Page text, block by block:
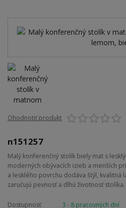
Ohodnotiť produkt
n151257
Malý konferenčný stolík biely mat s
moderných obývacích izieb a menších
a lesklého povrchu dodáva štýl, kvalitná
zaručujú pevnosť a dlhú životnosť stolíka.
Dostupnosť 3 - 8 pracovných dní